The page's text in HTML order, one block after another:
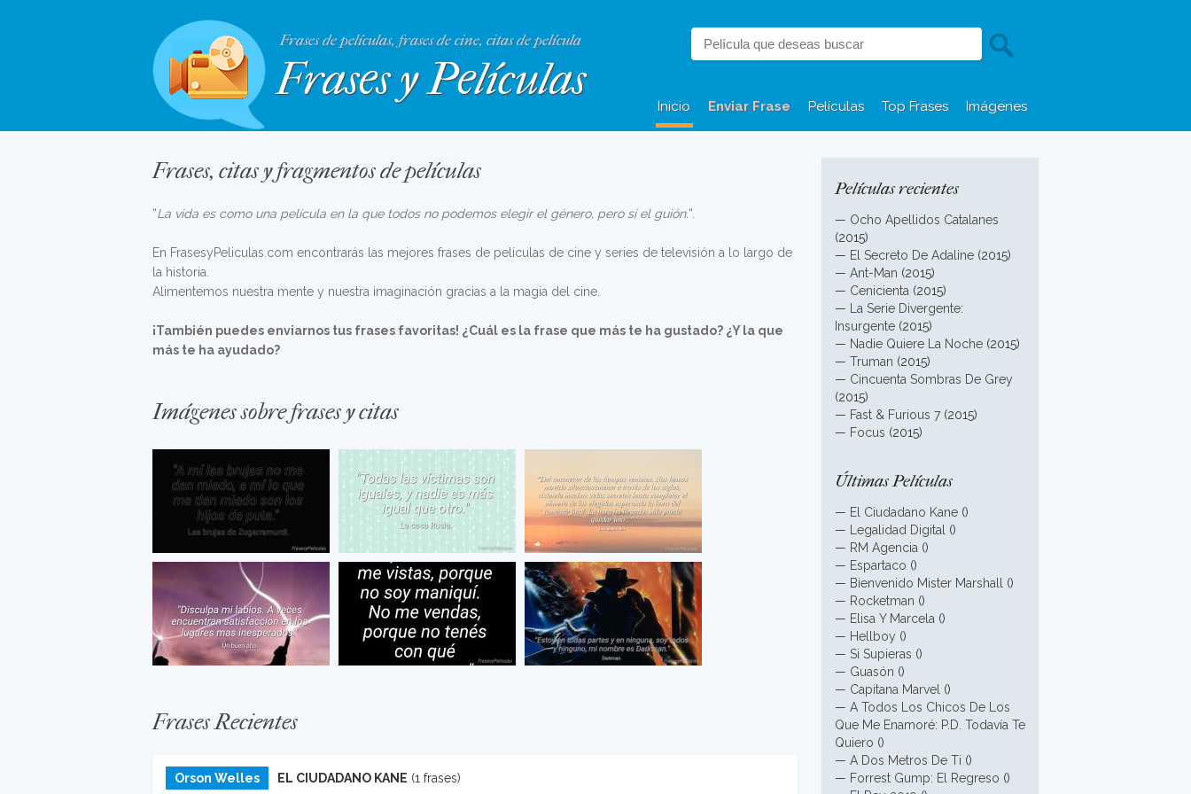
Frases de películas, frases de cine, citas de película
Frases y Películas
Inicio Enviar Frase Películas Top Frases Imágenes
Frases, citas y fragmentos de películas
“La vida es como una película en la que todos no podemos elegir el género, pero sí el guión.“.
En FrasesyPeliculas.com encontrarás las mejores frases de películas de cine y series de televisión a lo largo de
la historia.
Alimentemos nuestra mente y nuestra imaginación gracias a la magia del cine.
¡También puedes enviarnos tus frases favoritas! ¿Cuál es la frase que más te ha gustado? ¿Y la que
más te ha ayudado?
Imágenes sobre frases y citas
Frases Recientes
Orson Welles EL CIUDADANO KANE (1 frases)
Películas recientes
— Ocho Apellidos Catalanes
(2015)
— El Secreto De Adaline (2015)
— Ant-Man (2015)
— Cenicienta (2015)
—
La Serie Divergente:
Insurgente (2015)
— Nadie Quiere La Noche (2015)
— Truman (2015)
— Cincuenta Sombras De Grey
(2015)
— Fast & Furious 7 (2015)
— Focus (2015)
Últimas Películas
— El Ciudadano Kane ()
—
Legalidad Digital
()
— RM Agencia ()
— Espartaco ()
— Bienvenido Mister Marshall
()
— Rocketman ()
— Elisa Y Marcela ()
— Hellboy ()
— Si Supieras ()
— Guasón ()
— Capitana Marvel ()
— A Todos Los Chicos De Los
Que Me Enamoré: P.D. Todavía Te
Quiero ()
— A Dos Metros De Ti ()
— Forrest Gump: El Regreso ()